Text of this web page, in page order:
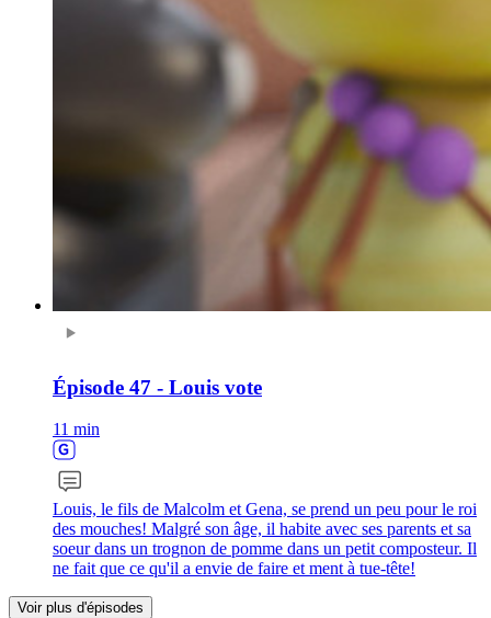
Épisode 47 - Louis vote
11 min
Louis, le fils de Malcolm et Gena, se prend un peu pour le roi
des mouches! Malgré son âge, il habite avec ses parents et sa
soeur dans un trognon de pomme dans un petit composteur. Il
ne fait que ce qu'il a envie de faire et ment à tue-tête!
Voir plus d'épisodes